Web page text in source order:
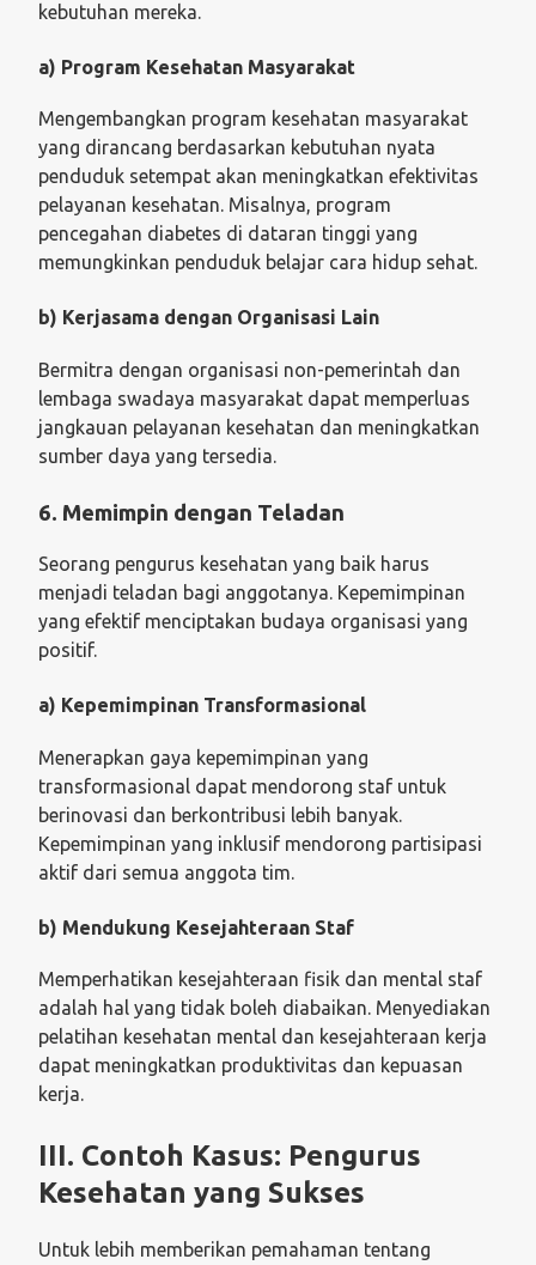
kebutuhan mereka.
a) Program Kesehatan Masyarakat
Mengembangkan program kesehatan masyarakat
yang dirancang berdasarkan kebutuhan nyata
penduduk setempat akan meningkatkan efektivitas
pelayanan kesehatan. Misalnya, program
pencegahan diabetes di dataran tinggi yang
memungkinkan penduduk belajar cara hidup sehat.
b) Kerjasama dengan Organisasi Lain
Bermitra dengan organisasi non-pemerintah dan
lembaga swadaya masyarakat dapat memperluas
jangkauan pelayanan kesehatan dan meningkatkan
sumber daya yang tersedia.
6. Memimpin dengan Teladan
Seorang pengurus kesehatan yang baik harus
menjadi teladan bagi anggotanya. Kepemimpinan
yang efektif menciptakan budaya organisasi yang
positif.
a) Kepemimpinan Transformasional
Menerapkan gaya kepemimpinan yang
transformasional dapat mendorong staf untuk
berinovasi dan berkontribusi lebih banyak.
Kepemimpinan yang inklusif mendorong partisipasi
aktif dari semua anggota tim.
b) Mendukung Kesejahteraan Staf
Memperhatikan kesejahteraan fisik dan mental staf
adalah hal yang tidak boleh diabaikan. Menyediakan
pelatihan kesehatan mental dan kesejahteraan kerja
dapat meningkatkan produktivitas dan kepuasan
kerja.
III. Contoh Kasus: Pengurus
Kesehatan yang Sukses
Untuk lebih memberikan pemahaman tentang